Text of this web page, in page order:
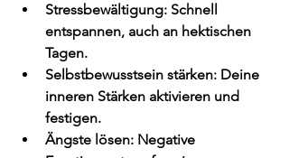
Stressbewältigung: Schnell
entspannen, auch an hektischen
Tagen.
Selbstbewusstsein stärken: Deine
inneren Stärken aktivieren und
festigen.
Ängste lösen: Negative